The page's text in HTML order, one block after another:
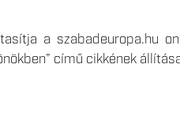
a szabadeuropa.hu
című cikkének